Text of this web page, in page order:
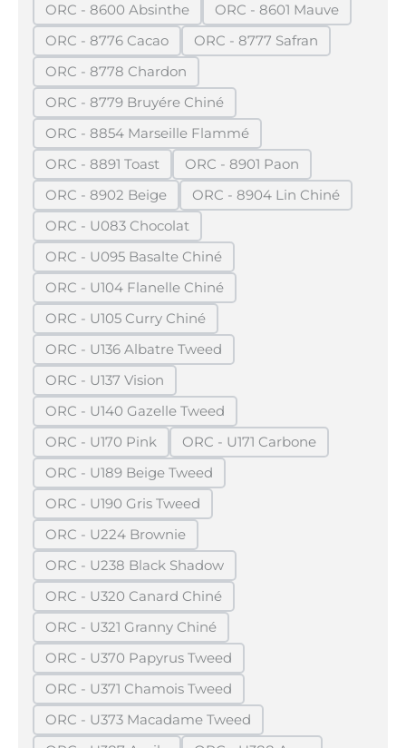
ORC - 8600 Absinthe
(Diese Option ist zurzeit nicht verfügbar.)
ORC - 8601 Mauve
(Diese Option ist
ORC - 8776 Cacao
(Diese Option ist zurzeit nicht verfügbar.)
ORC - 8777 Safran
(Diese Option ist zurzeit
ORC - 8778 Chardon
(Diese Option ist zurzeit nicht verfügbar.)
ORC - 8779 Bruyére Chiné
(Diese Option ist zurzeit nicht verfügbar.)
ORC - 8854 Marseille Flammé
(Diese Option ist zurzeit nicht verfügbar.)
ORC - 8891 Toast
(Diese Option ist zurzeit nicht verfügbar.)
ORC - 8901 Paon
(Diese Option ist zurzeit
ORC - 8902 Beige
(Diese Option ist zurzeit nicht verfügbar.)
ORC - 8904 Lin Chiné
(Diese Option ist
ORC - U083 Chocolat
(Diese Option ist zurzeit nicht verfügbar.)
ORC - U095 Basalte Chiné
(Diese Option ist zurzeit nicht verfügbar.)
ORC - U104 Flanelle Chiné
(Diese Option ist zurzeit nicht verfügbar.)
ORC - U105 Curry Chiné
(Diese Option ist zurzeit nicht verfügbar.)
ORC - U136 Albatre Tweed
(Diese Option ist zurzeit nicht verfügbar.)
ORC - U137 Vision
(Diese Option ist zurzeit nicht verfügbar.)
ORC - U140 Gazelle Tweed
(Diese Option ist zurzeit nicht verfügbar.)
ORC - U170 Pink
(Diese Option ist zurzeit nicht verfügbar.)
ORC - U171 Carbone
(Diese Option ist zurzeit
ORC - U189 Beige Tweed
(Diese Option ist zurzeit nicht verfügbar.)
ORC - U190 Gris Tweed
(Diese Option ist zurzeit nicht verfügbar.)
ORC - U224 Brownie
(Diese Option ist zurzeit nicht verfügbar.)
ORC - U238 Black Shadow
(Diese Option ist zurzeit nicht verfügbar.)
ORC - U320 Canard Chiné
(Diese Option ist zurzeit nicht verfügbar.)
ORC - U321 Granny Chiné
(Diese Option ist zurzeit nicht verfügbar.)
ORC - U370 Papyrus Tweed
(Diese Option ist zurzeit nicht verfügbar.)
ORC - U371 Chamois Tweed
(Diese Option ist zurzeit nicht verfügbar.)
ORC - U373 Macadame Tweed
(Diese Option ist zurzeit nicht verfügbar.)